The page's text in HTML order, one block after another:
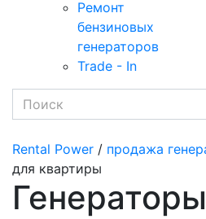
Ремонт
бензиновых
генераторов
Trade - In
Rental Power / продажа
для квартиры